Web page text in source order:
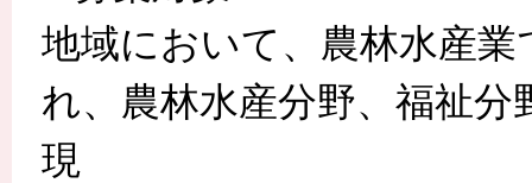
地域において、農林水産
れ、農林水産分野、福祉
現